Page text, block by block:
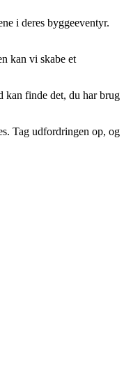
i deres byggeeventyr.
kan vi skabe et
kan finde det, du har brug
Tag udfordringen op, og